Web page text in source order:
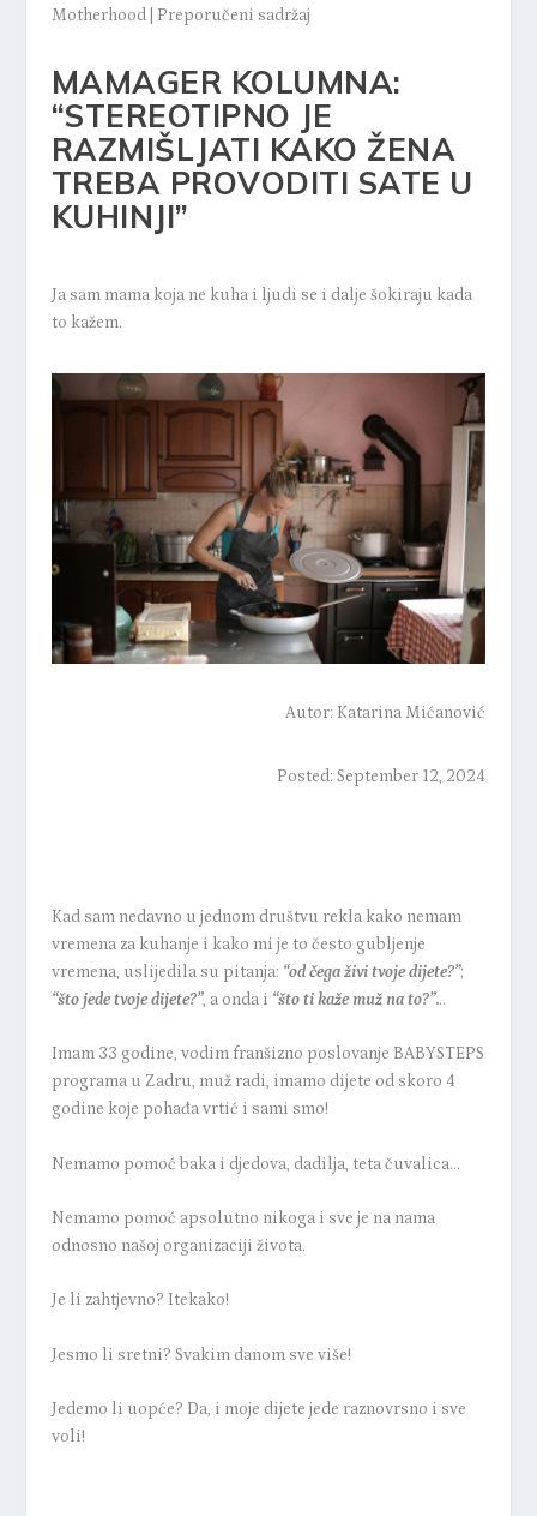
Motherhood| Preporučeni sadržaj
MAMAGER KOLUMNA:
“STEREOTIPNO JE
RAZMIŠLJATI KAKO ŽENA
TREBA PROVODITI SATE U
KUHINJI”
Ja sam mama koja ne kuha i ljudi se i dalje šokiraju kada
to kažem.
Autor: Katarina Mićanović
Posted: September 12, 2024
Kad sam nedavno u jednom društvu rekla kako nemam
vremena za kuhanje i kako mi je to često gubljenje
vremena, uslijedila su pitanja: “od čega živi tvoje dijete?”;
“što jede tvoje dijete?”, a onda i “što ti kaže muž na to?”...
Imam 33 godine, vodim franšizno poslovanje BABYSTEPS
programa u Zadru, muž radi, imamo dijete od skoro 4
godine koje pohađa vrtić i sami smo!
Nemamo pomoć baka i djedova, dadilja, teta čuvalica…
Nemamo pomoć apsolutno nikoga i sve je na nama
odnosno našoj organizaciji života.
Je li zahtjevno? Itekako!
Jesmo li sretni? Svakim danom sve više!
Jedemo li uopće? Da, i moje dijete jede raznovrsno i sve
voli!